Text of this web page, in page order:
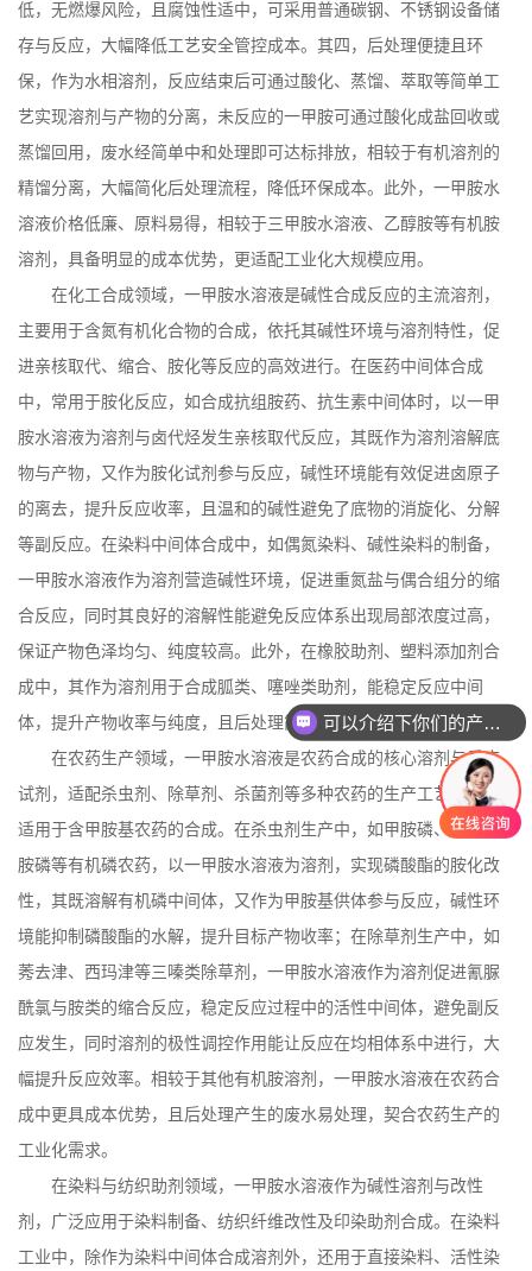
低，无燃爆风险，且腐蚀性适中，可采用普通碳钢、不锈钢设备储
存与反应，大幅降低工艺安全管控成本。其四，后处理便捷且环
保，作为水相溶剂，反应结束后可通过酸化、蒸馏、萃取等简单工
艺实现溶剂与产物的分离，未反应的一甲胺可通过酸化成盐回收或
蒸馏回用，废水经简单中和处理即可达标排放，相较于有机溶剂的
精馏分离，大幅简化后处理流程，降低环保成本。此外，一甲胺水
溶液价格低廉、原料易得，相较于三甲胺水溶液、乙醇胺等有机胺
溶剂，具备明显的成本优势，更适配工业化大规模应用。
在化工合成领域，一甲胺水溶液是碱性合成反应的主流溶剂，
主要用于含氮有机化合物的合成，依托其碱性环境与溶剂特性，促
进亲核取代、缩合、胺化等反应的高效进行。在医药中间体合成
中，常用于胺化反应，如合成抗组胺药、抗生素中间体时，以一甲
胺水溶液为溶剂与卤代烃发生亲核取代反应，其既作为溶剂溶解底
物与产物，又作为胺化试剂参与反应，碱性环境能有效促进卤原子
的离去，提升反应收率，且温和的碱性避免了底物的消旋化、分解
等副反应。在染料中间体合成中，如偶氮染料、碱性染料的制备，
一甲胺水溶液作为溶剂营造碱性环境，促进重氮盐与偶合组分的缩
合反应，同时其良好的溶解性能避免反应体系出现局部浓度过高，
保证产物色泽均匀、纯度较高。此外，在橡胶助剂、塑料添加剂合
成中，其作为溶剂用于合成胍类、噻唑类助剂，能稳定反应中间
体，提升产物收率与纯度，且后处理简单，适合工业化连续生产。
在农药生产领域，一甲胺水溶液是农药合成的核心溶剂与反应
试剂，适配杀虫剂、除草剂、杀菌剂等多种农药的生产工艺，尤其
适用于含甲胺基农药的合成。在杀虫剂生产中，如甲胺磷、乙酰甲
胺磷等有机磷农药，以一甲胺水溶液为溶剂，实现磷酸酯的胺化改
性，其既溶解有机磷中间体，又作为甲胺基供体参与反应，碱性环
境能抑制磷酸酯的水解，提升目标产物收率；在除草剂生产中，如
莠去津、西玛津等三嗪类除草剂，一甲胺水溶液作为溶剂促进氰脲
酰氯与胺类的缩合反应，稳定反应过程中的活性中间体，避免副反
应发生，同时溶剂的极性调控作用能让反应在均相体系中进行，大
幅提升反应效率。相较于其他有机胺溶剂，一甲胺水溶液在农药合
成中更具成本优势，且后处理产生的废水易处理，契合农药生产的
工业化需求。
在染料与纺织助剂领域，一甲胺水溶液作为碱性溶剂与改性
剂，广泛应用于染料制备、纺织纤维改性及印染助剂合成。在染料
工业中，除作为染料中间体合成溶剂外，还用于直接染料、活性染